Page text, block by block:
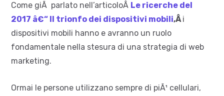
Come giÃ parlato nell’articoloÂ Le ricerche del
2017 â€“ Il trionfo dei dispositivi mobili,Âi
dispositivi mobili hanno e avranno un ruolo
fondamentale nella stesura di una strategia di web
marketing.
Ormai le persone utilizzano sempre di piÃ¹ cellulari,